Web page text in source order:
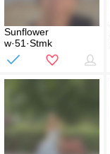
Sunflower
w·51·Stmk